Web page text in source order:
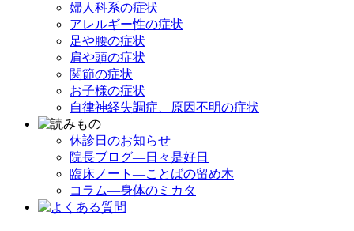
婦人科系の症状
アレルギー性の症状
足や腰の症状
肩や頭の症状
関節の症状
お子様の症状
自律神経失調症、原因不明の症状
休診日のお知らせ
院長ブログ―日々是好日
臨床ノート―ことばの留め木
コラム―身体のミカタ